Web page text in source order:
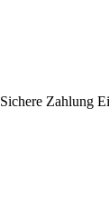
Sichere Zahlung